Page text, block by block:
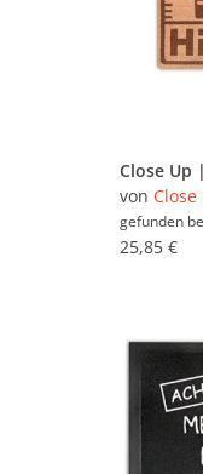
von Close
gefunden
25,85 €